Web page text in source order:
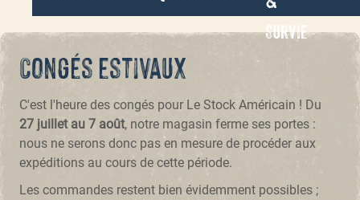
Survie
Congés estivaux
C'est l'heure des congés pour Le Stock Américain ! Du
27 juillet au 7 août, notre magasin ferme ses portes :
nous ne serons donc pas en mesure de procéder aux
expéditions au cours de cette période.
Les commandes restent bien évidemment possibles ;